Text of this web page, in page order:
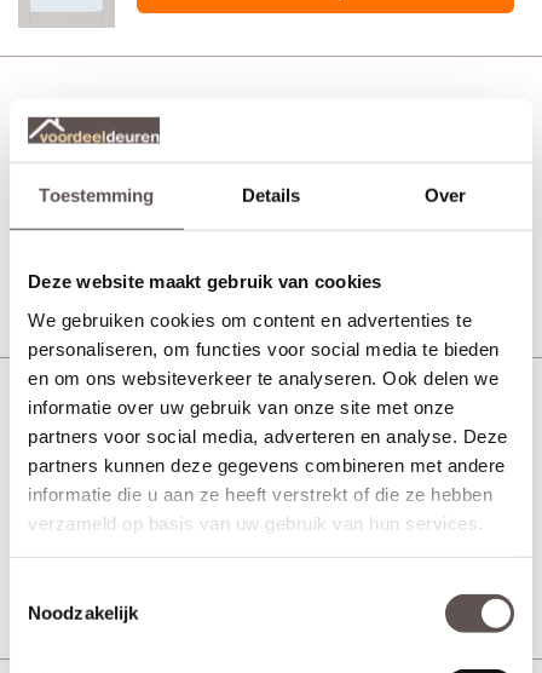
Toestemming Details Over
Deze website maakt gebruik van cookies
We gebruiken cookies om content en advertenties te
personaliseren, om functies voor social media te bieden
en om ons websiteverkeer te analyseren. Ook delen we
informatie over uw gebruik van onze site met onze
partners voor social media, adverteren en analyse. Deze
partners kunnen deze gegevens combineren met andere
informatie die u aan ze heeft verstrekt of die ze hebben
verzameld op basis van uw gebruik van hun services.
Noodzakelijk
CanDo PNL3 2B01 Satijn glas
MDF binnendeur
Bekijk
CanDo PNL3 2B01 Zonder glas
MDF binnendeur